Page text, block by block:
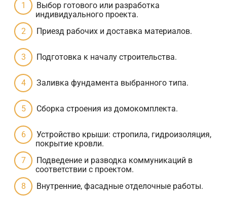
Выбор готового или разработка
индивидуального проекта.
Приезд рабочих и доставка материалов.
Подготовка к началу строительства.
Заливка фундамента выбранного типа.
Сборка строения из домокомплекта.
Устройство крыши: стропила, гидроизоляция,
покрытие кровли.
Подведение и разводка коммуникаций в
соответствии с проектом.
Внутренние, фасадные отделочные работы.